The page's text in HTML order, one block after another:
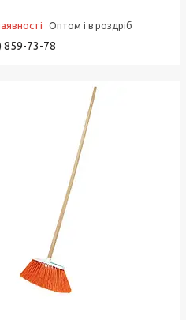
Оптом і в роздріб
859-73-78